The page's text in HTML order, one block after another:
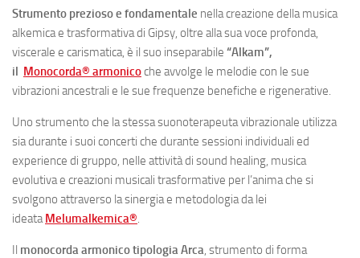
Strumento prezioso e fondamentale nella creazione della musica
alkemica e trasformativa di Gipsy, oltre alla sua voce profonda,
viscerale e carismatica, è il suo inseparabile “Alkam”,
il Monocorda® armonicoche avvolge le melodie con le sue
vibrazioni ancestrali e le sue frequenze benefiche e rigenerative.
Uno strumento che la stessa suonoterapeuta vibrazionale utilizza
sia durante i suoi concerti che durante sessioni individuali ed
experience di gruppo, nelle attività di sound healing, musica
evolutiva e creazioni musicali trasformative per l’anima che si
svolgono attraverso la sinergia e metodologia da lei
ideataMelumalkemica®.
Il monocorda armonico tipologia Arca, strumento di forma